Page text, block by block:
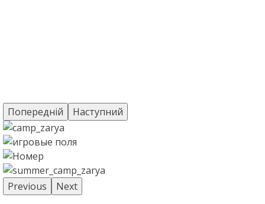
Попередній Наступний
Previous
Next